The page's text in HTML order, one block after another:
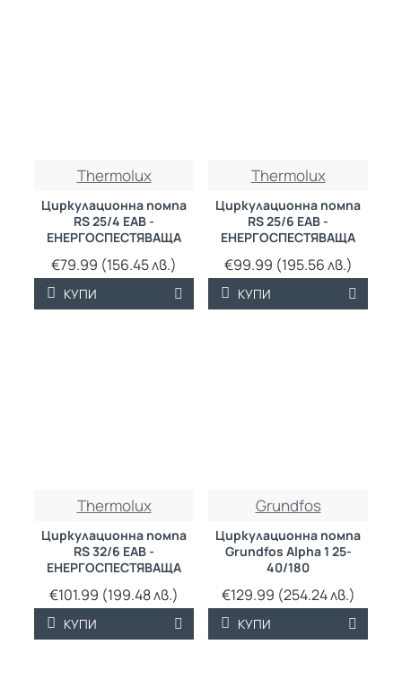
Thermolux
Циркулационна помпа
RS 25/4 EAB -
ЕНЕРГОСПЕСТЯВАЩА
€79.99 (156.45 лв.)
КУПИ
Thermolux
Циркулационна помпа
RS 25/6 EAB -
ЕНЕРГОСПЕСТЯВАЩА
€99.99 (195.56 лв.)
КУПИ
Thermolux
Циркулационна помпа
RS 32/6 EAB -
ЕНЕРГОСПЕСТЯВАЩА
€101.99 (199.48 лв.)
КУПИ
Grundfos
Циркулационна помпа
Grundfos Alpha 1 25-
40/180
€129.99 (254.24 лв.)
КУПИ